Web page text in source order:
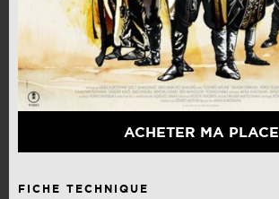
ACHETER MA PLACE
FICHE TECHNIQUE